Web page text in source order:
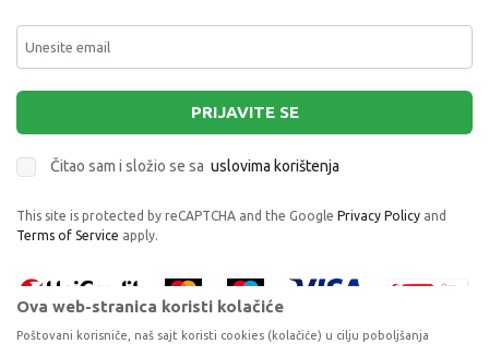
PRIJAVITE SE
Čitao sam i složio se sa uslovima korištenja
This site is protected by reCAPTCHA and the Google Privacy Policy and
Terms of Service apply.
Ova web-stranica koristi kolačiće
Poštovani korisniče, naš sajt koristi cookies (kolačiće) u cilju poboljšanja